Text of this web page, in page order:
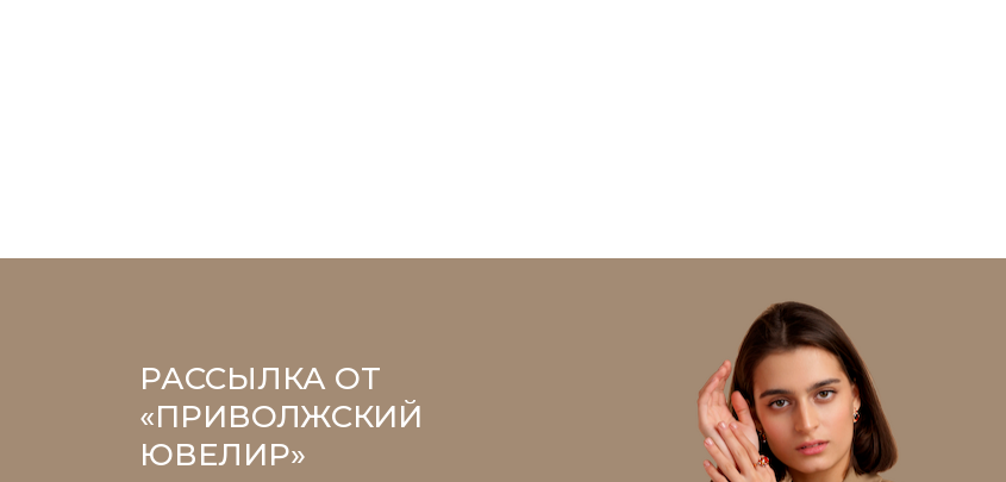
РАССЫЛКА ОТ
«ПРИВОЛЖСКИЙ
ЮВЕЛИР»